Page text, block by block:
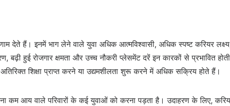
देते हैं। इनमें भाग लेने वाले युवा अधिक आत्मविश्वासी, अधिक स्पष्ट करियर
हुई रोजगार क्षमता और उच्च नौकरी प्लेसमेंट दरें इन कारकों से प्रभावित
शिक्षा प्राप्त करने या उद्यमशीलता शुरू करने में अधिक सक्रिय होते हैं।
कम आय वाले परिवारों के कई युवाओं को करना पड़ता है। उदाहरण के लिए,